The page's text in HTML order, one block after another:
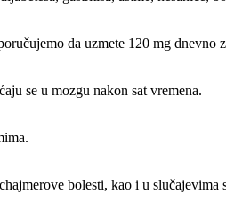
da uzmete 120 mg dnevno
se u mozgu nakon sat vremena.
bolesti, kao i u slučajevima